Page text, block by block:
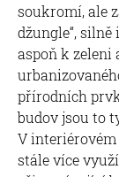
soukromí, ale
džungle“,
aspoň k zeleni
přírodních
budov jsou to
V interiérovém
stále více